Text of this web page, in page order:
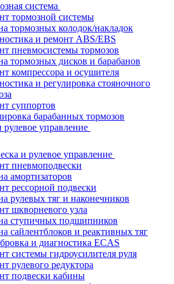
система
тормозной системы
тормозных колодок/накладок
и ремонт ABS/EBS
пневмосистемы тормозов
тормозных дисков и барабанов
компрессора и осушителя
и регулировка стояночного
суппортов
барабанных тормозов
рулевое управление
и рулевое управление
пневмоподвески
амортизаторов
рессорной подвески
рулевых тяг и наконечников
шкворневого узла
ступичных подшипников
сайлентблоков и реактивных тяг
и диагностика ECAS
системы гидроусилителя руля
рулевого редуктора
подвески кабины